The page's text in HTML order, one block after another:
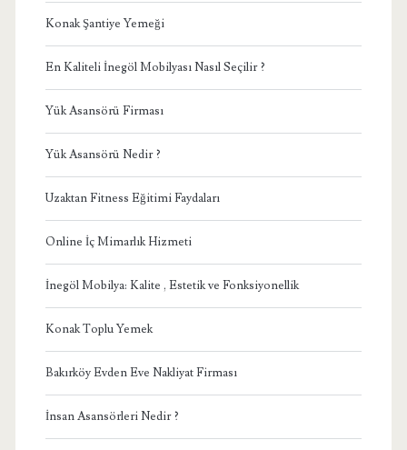
Konak Şantiye Yemeği
En Kaliteli İnegöl Mobilyası Nasıl Seçilir ?
Yük Asansörü Firması
Yük Asansörü Nedir ?
Uzaktan Fitness Eğitimi Faydaları
Online İç Mimarlık Hizmeti
İnegöl Mobilya: Kalite , Estetik ve Fonksiyonellik
Konak Toplu Yemek
Bakırköy Evden Eve Nakliyat Firması
İnsan Asansörleri Nedir ?